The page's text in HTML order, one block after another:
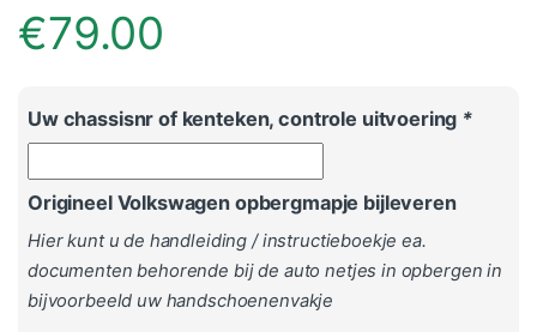
€79.00
Uw chassisnr of kenteken, controle uitvoering *
Origineel Volkswagen opbergmapje bijleveren
Hier kunt u de handleiding / instructieboekje ea.
documenten behorende bij de auto netjes in opbergen in
bijvoorbeeld uw handschoenenvakje